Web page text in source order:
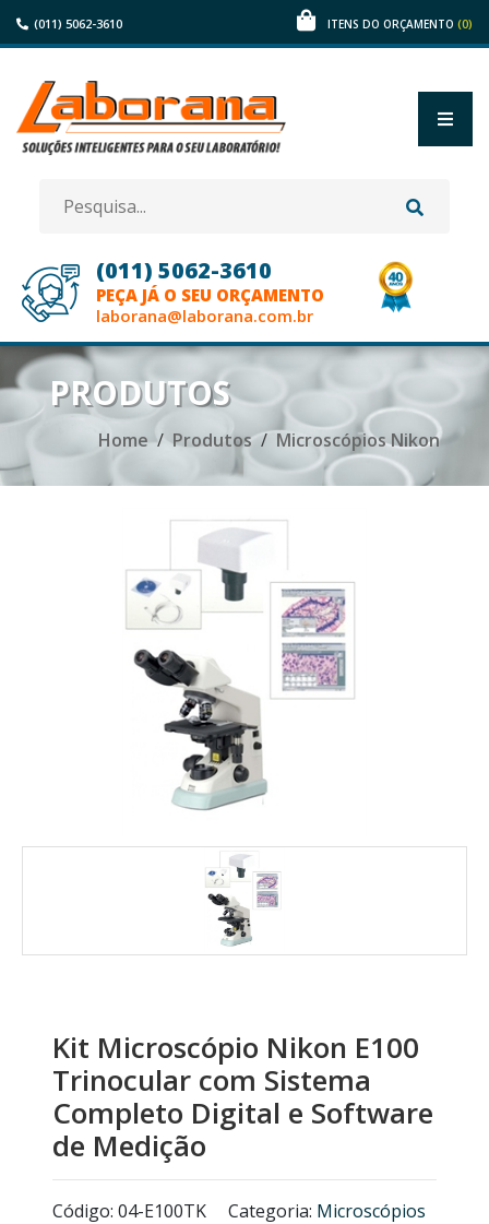
(011) 5062-3610 ITENS DO ORÇAMENTO (0)
(011) 5062-3610
PEÇA JÁ O SEU ORÇAMENTO
laborana@laborana.com.br
HOME
EMPRESA
MARCAS
NOSSOS CLIENTES
BLOG
CONSULTORIA
PROMOÇÕES
MICROSCÓPIOS LABORANA
MICROSCÓPIOS MOTIC
EQUIPAMENTOS ANALÍTICOS
LISTA DE EQUIPAMENTOS
MICRÓTOMOS
PRODUTOS
Home Produtos Microscópios Nikon
Kit Microscópio Nikon E100
Trinocular com Sistema
Completo Digital e Software
de Medição
Código: 04-E100TK Categoria: Microscópios